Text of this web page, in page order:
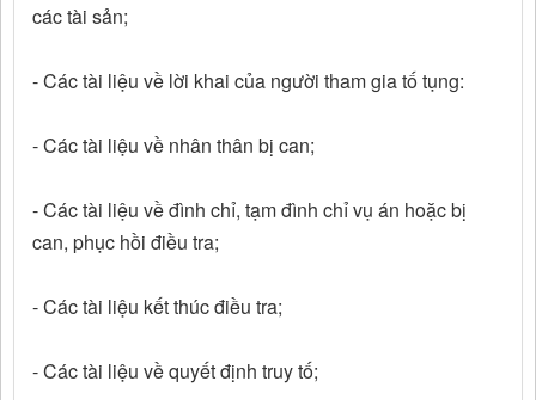
các tài sản;
- Các tài liệu về lời khai của người tham gia tố tụng:
- Các tài liệu về nhân thân bị can;
- Các tài liệu về đình chỉ, tạm đình chỉ vụ án hoặc bị
can, phục hồi điều tra;
- Các tài liệu kết thúc điều tra;
- Các tài liệu về quyết định truy tố;